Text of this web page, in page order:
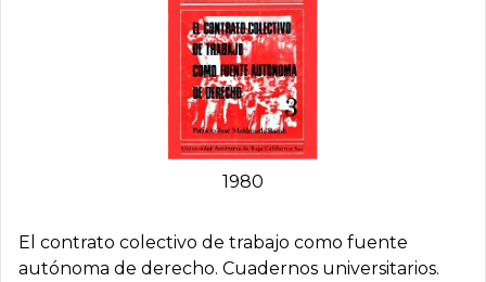
1980
El contrato colectivo de trabajo como fuente
autónoma de derecho. Cuadernos universitarios.